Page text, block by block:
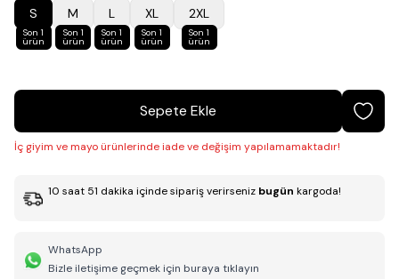
S
Son 1
ürün
M
Son 1
ürün
L
Son 1
ürün
XL
Son 1
ürün
2XL
Son 1
ürün
Sepete Ekle
İç giyim ve mayo ürünlerinde iade ve değişim yapılamamaktadır!
10 saat 51 dakika içinde sipariş verirseniz bugün kargoda!
WhatsApp
Bizle iletişime geçmek için buraya tıklayın